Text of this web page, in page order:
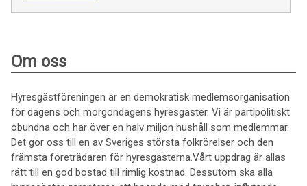
Om oss
Hyresgästföreningen är en demokratisk medlemsorganisation
för dagens och morgondagens hyresgäster. Vi är partipolitiskt
obundna och har över en halv miljon hushåll som medlemmar.
Det gör oss till en av Sveriges största folkrörelser och den
främsta företrädaren för hyresgästerna.Vårt uppdrag är allas
rätt till en god bostad till rimlig kostnad. Dessutom ska alla